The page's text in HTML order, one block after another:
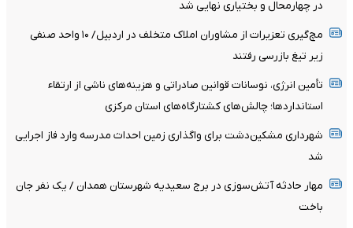
در چهارمحال‌ و بختیاری نهایی شد
مچ‌گیری تعزیرات از مشاوران املاک متخلف در اردبیل/ ۱۰ واحد صنفی
زیر تیغ بازرسی رفتند
تأمین انرژی، نوسانات قوانین صادراتی و هزینه‌های ناشی از ارتقاء
استانداردها؛ چالش‌های کشتارگاه‌های استان مرکزی
شهرداری مشکین‌دشت برای واگذاری زمین احداث مدرسه وارد فاز اجرایی
شد
مهار حادثه آتش‌سوزی در برج سعیدیه شهرستان همدان / یک نفر جان
باخت